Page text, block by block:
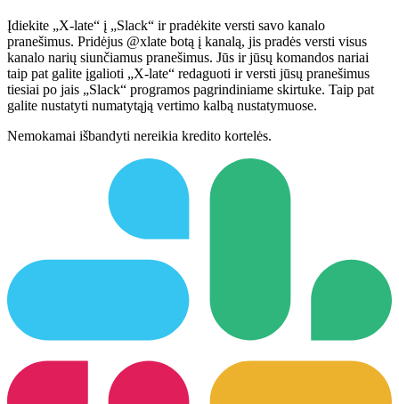
Įdiekite „X-late“ į „Slack“ ir pradėkite versti savo kanalo
pranešimus. Pridėjus @xlate botą į kanalą, jis pradės versti visus
kanalo narių siunčiamus pranešimus. Jūs ir jūsų komandos nariai
taip pat galite įgalioti „X-late“ redaguoti ir versti jūsų pranešimus
tiesiai po jais „Slack“ programos pagrindiniame skirtuke. Taip pat
galite nustatyti numatytąją vertimo kalbą nustatymuose.
Nemokamai išbandyti nereikia kredito kortelės.